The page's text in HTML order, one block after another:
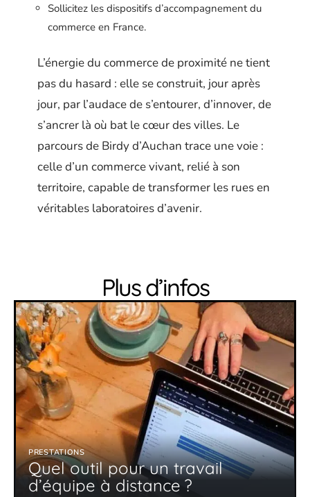
Sollicitez les dispositifs d’accompagnement du
commerce en France.
L’énergie du commerce de proximité ne tient
pas du hasard : elle se construit, jour après
jour, par l’audace de s’entourer, d’innover, de
s’ancrer là où bat le cœur des villes. Le
parcours de Birdy d’Auchan trace une voie :
celle d’un commerce vivant, relié à son
territoire, capable de transformer les rues en
véritables laboratoires d’avenir.
Plus d’infos
PRESTATIONS
Quel outil pour un travail
d’équipe à distance ?